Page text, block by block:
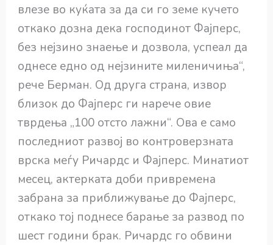
влезе во куќата за да си го земе кучето
откако дозна дека господинот Фајперс,
без нејзино знаење и дозвола, успеал да
однесе едно од нејзините миленичиња“,
рече Берман. Од друга страна, извор
близок до Фајперс ги нарече овие
тврдења „100 отсто лажни“. Ова е само
последниот развој во контроверзната
врска меѓу Ричардс и Фајперс. Минатиот
месец, актерката доби привремена
забрана за приближување до Фајперс,
откако тој поднесе барање за развод по
шест години брак. Ричардс го обвини